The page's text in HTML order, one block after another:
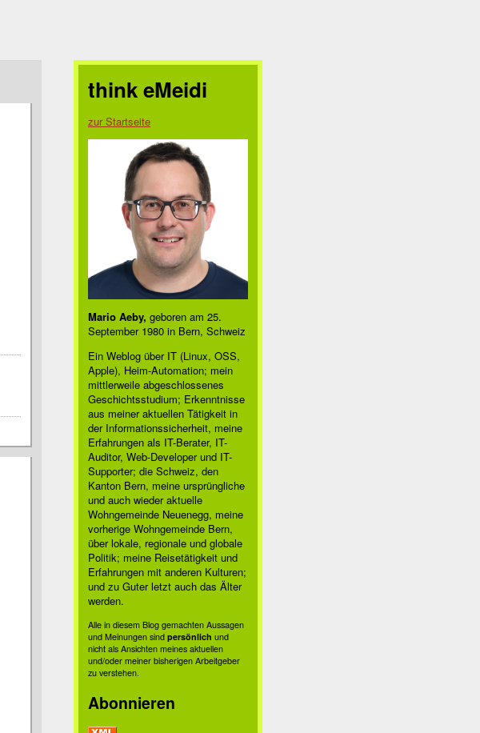
think eMeidi
zur Startseite
Mario Aeby, geboren am 25.
September 1980 in Bern, Schweiz
Ein Weblog über IT (Linux, OSS,
Apple), Heim-Automation; mein
mittlerweile abgeschlossenes
Geschichtsstudium; Erkenntnisse
aus meiner aktuellen Tätigkeit in
der Informationssicherheit, meine
Erfahrungen als IT-Berater, IT-
Auditor, Web-Developer und IT-
Supporter; die Schweiz, den
Kanton Bern, meine ursprüngliche
und auch wieder aktuelle
Wohngemeinde Neuenegg, meine
vorherige Wohngemeinde Bern,
über lokale, regionale und globale
Politik; meine Reisetätigkeit und
Erfahrungen mit anderen Kulturen;
und zu Guter letzt auch das Älter
werden.
Alle in diesem Blog gemachten Aussagen
und Meinungen sind persönlich und
nicht als Ansichten meines aktuellen
und/oder meiner bisherigen Arbeitgeber
zu verstehen.
Abonnieren